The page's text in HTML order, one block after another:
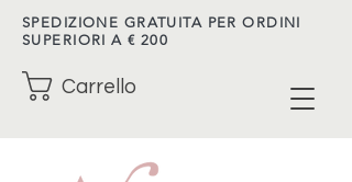
SPEDIZIONE GRATUITA PER ORDINI
SUPERIORI A € 200
Carrello